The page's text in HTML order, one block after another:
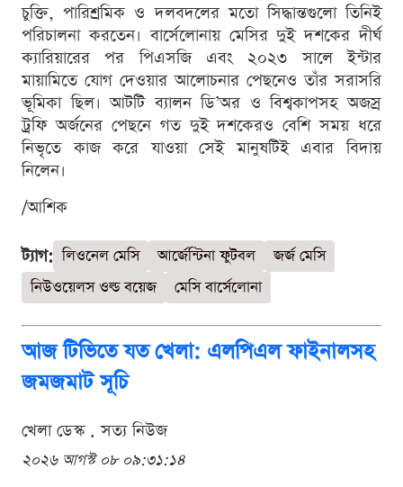
চুক্তি, পারিশ্রমিক ও দলবদলের মতো সিদ্ধান্তগুলো তিনিই
পরিচালনা করতেন। বার্সেলোনায় মেসির দুই দশকের দীর্ঘ
ক্যারিয়ারের পর পিএসজি এবং ২০২৩ সালে ইন্টার
মায়ামিতে যোগ দেওয়ার আলোচনার পেছনেও তাঁর সরাসরি
ভূমিকা ছিল। আটটি ব্যালন ডি’অর ও বিশ্বকাপসহ অজস্র
ট্রফি অর্জনের পেছনে গত দুই দশকেরও বেশি সময় ধরে
নিভৃতে কাজ করে যাওয়া সেই মানুষটিই এবার বিদায়
নিলেন।
/আশিক
ট্যাগ: লিওনেল মেসি আর্জেন্টিনা ফুটবল
জর্জ মেসি
নিউওয়েলস ওল্ড বয়েজ
মেসি বার্সেলোনা
আজ টিভিতে যত খেলা: এলপিএল ফাইনালসহ
জমজমাট সূচি
খেলা ডেস্ক . সত্য নিউজ
২০২৬ আগস্ট ০৮ ০৯:৩১:১৪